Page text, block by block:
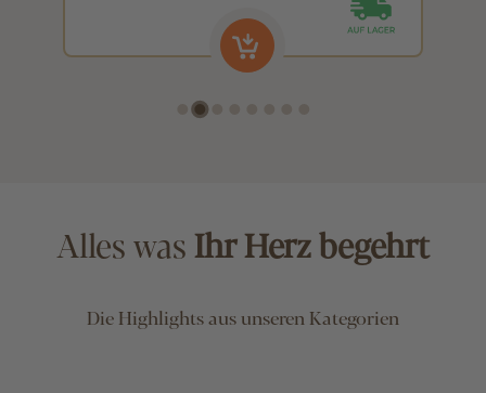
Alles wasIhr Herz begehrt
Die Highlights aus unseren Kategorien